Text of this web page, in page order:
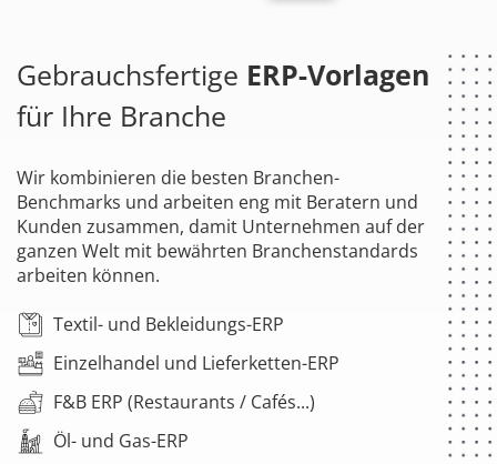
Gebrauchsfertige ERP-Vorlagen
für Ihre Branche
Wir kombinieren die besten Branchen-
Benchmarks und arbeiten eng mit Beratern und
Kunden zusammen, damit Unternehmen auf der
ganzen Welt mit bewährten Branchenstandards
arbeiten können.
Textil- und Bekleidungs-ERP
Einzelhandel und Lieferketten-ERP
F&B ERP (Restaurants / Cafés...)
Öl- und Gas-ERP